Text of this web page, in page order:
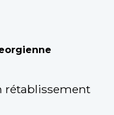
rétablissement